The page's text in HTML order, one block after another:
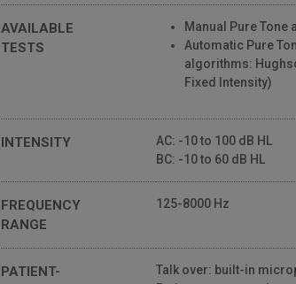
AVAILABLE
TESTS
Manual Pure Tone
Automatic Pure
algorithms:
Fixed Intensity)
INTENSITY
AC: -10 to 100 dB HL
BC: -10 to 60 dB HL
FREQUENCY
RANGE
125-8000 Hz
PATIENT-
Talk over: built-in